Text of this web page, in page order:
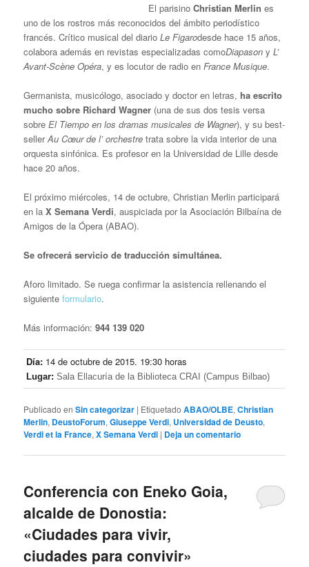
El parisinoChristian Merlines
uno de los rostros más reconocidos del ámbito periodístico
francés. Crítico musical del diarioLe Figarodesde hace 15 años,
colabora además en revistas especializadas comoDiapasonyL’
Avant-Scène Opéra, y es locutor de radio enFrance Musique.
Germanista, musicólogo, asociado y doctor en letras, ha escrito
mucho sobre Richard Wagner (una de sus dos tesis versa
sobreEl Tiempo en los dramas musicales de Wagner), y su best-
sellerAu Cœur de l’ orchestre trata sobre la vida interior de una
orquesta sinfónica. Es profesor en la Universidad de Lille desde
hace 20 años.
El próximo miércoles, 14 de octubre, Christian Merlin participará
en la X Semana Verdi, auspiciada por la Asociación Bilbaína de
Amigos de la Ópera (ABAO).
Se ofrecerá servicio de traducción simultánea.
Aforo limitado. Se ruega confirmar la asistencia rellenando el
siguienteformulario.
Más información:944 139 020
Día: 14 de octubre de 2015. 19:30 horas
Lugar:Sala Ellacuría de la Biblioteca CRAI(Campus Bilbao)
Publicado en Sin categorizar | Etiquetado ABAO/OLBE,Christian
Merlin, DeustoForum,Giuseppe Verdi, Universidad de Deusto,
Verdi et la France,X Semana Verdi | Deja un comentario
Conferencia con Eneko Goia,
alcalde de Donostia:
«Ciudades para vivir,
ciudades para convivir»